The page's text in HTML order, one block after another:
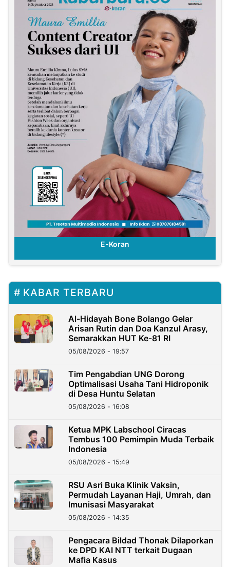
E-Koran
KABAR TERBARU
Al-Hidayah Bone Bolango Gelar
Arisan Rutin dan Doa Kanzul Arasy,
Semarakkan HUT Ke-81 RI
05/08/2026 - 19:57
‎Tim Pengabdian UNG Dorong
Optimalisasi Usaha Tani Hidroponik
di Desa Huntu Selatan
05/08/2026 - 16:08
Ketua MPK Labschool Ciracas
Tembus 100 Pemimpin Muda Terbaik
Indonesia
05/08/2026 - 15:49
RSU Asri Buka Klinik Vaksin,
Permudah Layanan Haji, Umrah, dan
Imunisasi Masyarakat
05/08/2026 - 14:35
Pengacara Bildad Thonak Dilaporkan
ke DPD KAI NTT terkait Dugaan
Mafia Kasus